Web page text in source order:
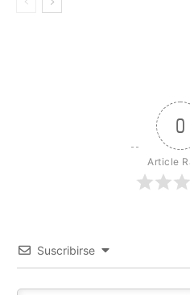
0
Article
Suscribirse